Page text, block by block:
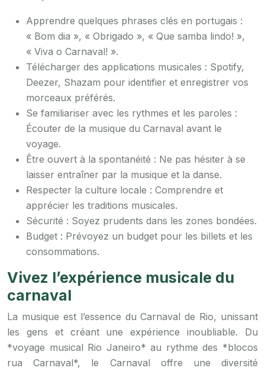
Apprendre quelques phrases clés en portugais :
« Bom dia », « Obrigado », « Que samba lindo! »,
« Viva o Carnaval! ».
Télécharger des applications musicales : Spotify,
Deezer, Shazam pour identifier et enregistrer vos
morceaux préférés.
Se familiariser avec les rythmes et les paroles :
Écouter de la musique du Carnaval avant le
voyage.
Être ouvert à la spontanéité : Ne pas hésiter à se
laisser entraîner par la musique et la danse.
Respecter la culture locale : Comprendre et
apprécier les traditions musicales.
Sécurité : Soyez prudents dans les zones bondées.
Budget : Prévoyez un budget pour les billets et les
consommations.
Vivez l’expérience musicale du
carnaval
La musique est l’essence du Carnaval de Rio, unissant
les gens et créant une expérience inoubliable. Du
*voyage musical Rio Janeiro* au rythme des *blocos
rua Carnaval*, le Carnaval offre une diversité